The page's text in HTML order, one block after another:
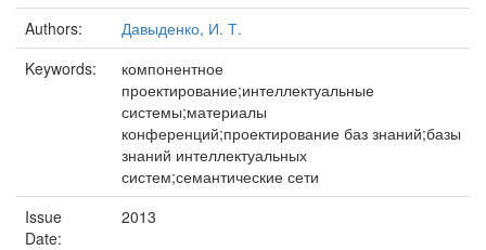
Authors:
Давыденко, И. Т.
Keywords:
компонентное
проектирование;интеллектуальные
системы;материалы
конференций;проектирование баз знаний;базы
знаний интеллектуальных
систем;семантические сети
Issue
Date:
2013